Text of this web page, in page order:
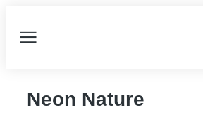
Neon Nature